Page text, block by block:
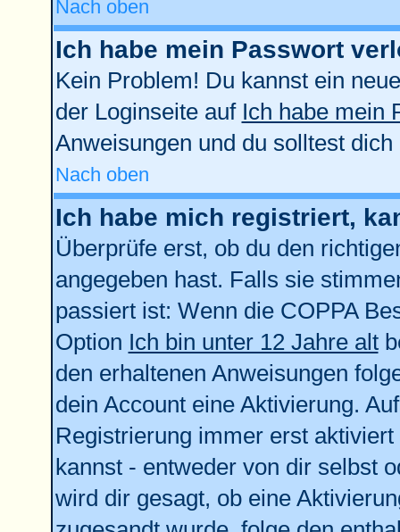
Nach oben
Ich habe mein Passwort
Kein Problem! Du kannst ein
der Loginseite auf Ich habe mein
Anweisungen und du solltest
Nach oben
Ich habe mich registriert,
Überprüfe erst, ob du den
angegeben hast. Falls sie
passiert ist: Wenn die COPPA
Option Ich bin unter 12 Jahre alt
den erhaltenen Anweisungen
dein Account eine Aktivierung.
Registrierung immer erst
kannst - entweder von dir selbst
wird dir gesagt, ob eine